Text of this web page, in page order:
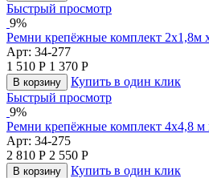
Быстрый просмотр
9%
Ремни крепёжные комплект 2x1,8м
Арт: 34-277
1 510 Р 1 370 Р
В корзину
Купить в один клик
Быстрый просмотр
9%
Ремни крепёжные комплект 4x4,8 м
Арт: 34-275
2 810 Р 2 550 Р
В корзину
Купить в один клик